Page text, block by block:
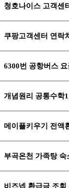
쿠팡고객센터 연락
6300번 공항버스
개념원리 공통수학
부곡온천 가족탕 숙
비즈넵 환급금 조